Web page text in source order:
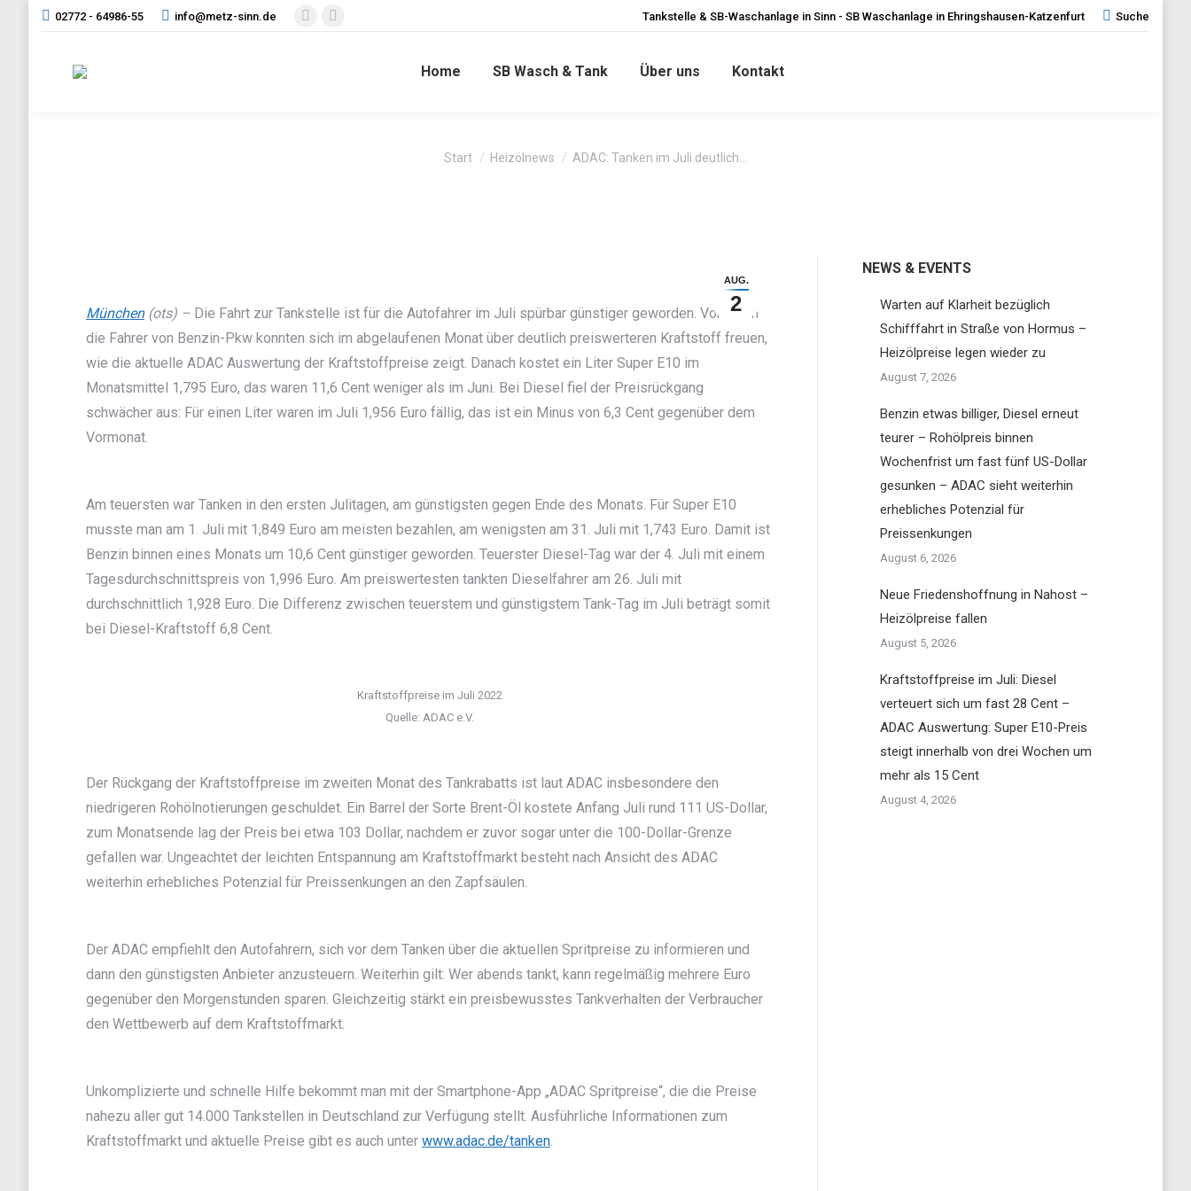
02772 - 64986-55 info@metz-sinn.de Tankstelle & SB-Waschanlage in Sinn - SB Waschanlage in Ehringshausen-Katzenfurt Search:
Suche
Home SB Wasch & Tank Über uns Kontakt
Sie befinden sich hier:
Start Heizölnews ADAC: Tanken im Juli deutlich…
AUG.
2
München(ots) – Die Fahrt zur Tankstelle ist für die Autofahrer im Juli spürbar günstiger geworden. Vor allem
die Fahrer von Benzin-Pkw konnten sich im abgelaufenen Monat über deutlich preiswerteren Kraftstoff freuen,
wie die aktuelle ADAC Auswertung der Kraftstoffpreise zeigt. Danach kostet ein Liter Super E10 im
Monatsmittel 1,795 Euro, das waren 11,6 Cent weniger als im Juni. Bei Diesel fiel der Preisrückgang
schwächer aus: Für einen Liter waren im Juli 1,956 Euro fällig, das ist ein Minus von 6,3 Cent gegenüber dem
Vormonat.
Am teuersten war Tanken in den ersten Julitagen, am günstigsten gegen Ende des Monats. Für Super E10
musste man am 1. Juli mit 1,849 Euro am meisten bezahlen, am wenigsten am 31. Juli mit 1,743 Euro. Damit ist
Benzin binnen eines Monats um 10,6 Cent günstiger geworden. Teuerster Diesel-Tag war der 4. Juli mit einem
Tagesdurchschnittspreis von 1,996 Euro. Am preiswertesten tankten Dieselfahrer am 26. Juli mit
durchschnittlich 1,928 Euro. Die Differenz zwischen teuerstem und günstigstem Tank-Tag im Juli beträgt somit
bei Diesel-Kraftstoff 6,8 Cent.
Kraftstoffpreise im Juli 2022
Quelle: ADAC e.V.
Der Rückgang der Kraftstoffpreise im zweiten Monat des Tankrabatts ist laut ADAC insbesondere den
niedrigeren Rohölnotierungen geschuldet. Ein Barrel der Sorte Brent-Öl kostete Anfang Juli rund 111 US-Dollar,
zum Monatsende lag der Preis bei etwa 103 Dollar, nachdem er zuvor sogar unter die 100-Dollar-Grenze
gefallen war. Ungeachtet der leichten Entspannung am Kraftstoffmarkt besteht nach Ansicht des ADAC
weiterhin erhebliches Potenzial für Preissenkungen an den Zapfsäulen.
Der ADAC empfiehlt den Autofahrern, sich vor dem Tanken über die aktuellen Spritpreise zu informieren und
dann den günstigsten Anbieter anzusteuern. Weiterhin gilt: Wer abends tankt, kann regelmäßig mehrere Euro
gegenüber den Morgenstunden sparen. Gleichzeitig stärkt ein preisbewusstes Tankverhalten der Verbraucher
den Wettbewerb auf dem Kraftstoffmarkt.
Unkomplizierte und schnelle Hilfe bekommt man mit der Smartphone-App „ADAC Spritpreise“, die die Preise
nahezu aller gut 14.000 Tankstellen in Deutschland zur Verfügung stellt. Ausführliche Informationen zum
Kraftstoffmarkt und aktuelle Preise gibt es auch unter www.adac.de/tanken.
NEWS & EVENTS
Warten auf Klarheit bezüglich
Schifffahrt in Straße von Hormus –
Heizölpreise legen wieder zu
August 7, 2026
Benzin etwas billiger, Diesel erneut
teurer – Rohölpreis binnen
Wochenfrist um fast fünf US-Dollar
gesunken – ADAC sieht weiterhin
erhebliches Potenzial für
Preissenkungen
August 6, 2026
Neue Friedenshoffnung in Nahost –
Heizölpreise fallen
August 5, 2026
Kraftstoffpreise im Juli: Diesel
verteuert sich um fast 28 Cent –
ADAC Auswertung: Super E10-Preis
steigt innerhalb von drei Wochen um
mehr als 15 Cent
August 4, 2026